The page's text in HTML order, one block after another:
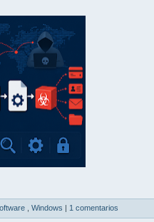
Windows | 1 comentarios